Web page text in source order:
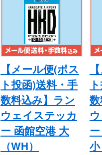
【メール便(ポス
ト投函)送料・手
数料込み】ラン
ウェイステッカ
ー 函館空港 大
（WH）